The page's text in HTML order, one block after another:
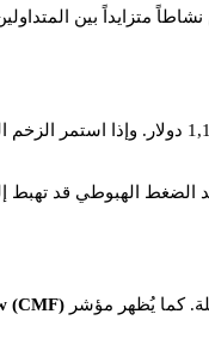
كما يُظهر مؤشر (CMF)